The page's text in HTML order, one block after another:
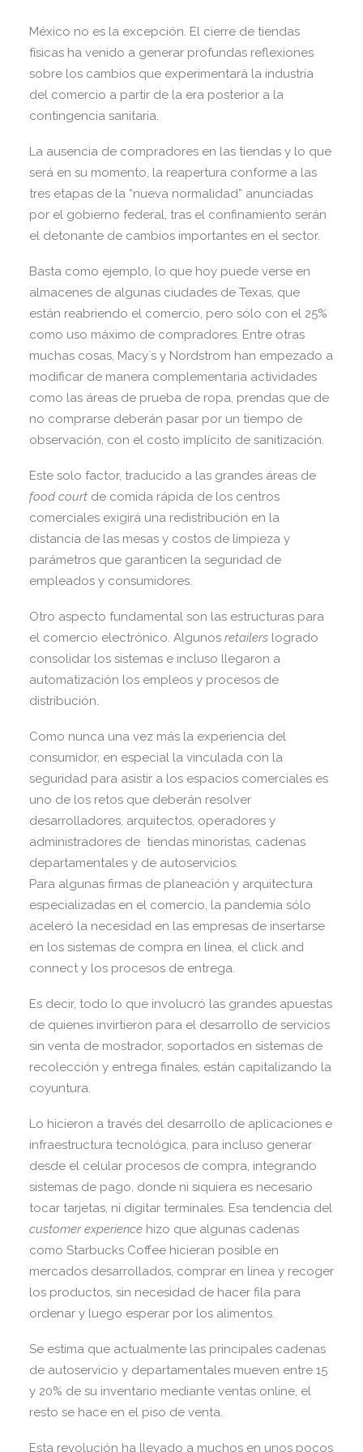
México no es la excepción. El cierre de tiendas
físicas ha venido a generar profundas reflexiones
sobre los cambios que experimentará la industria
del comercio a partir de la era posterior a la
contingencia sanitaria.
La ausencia de compradores en las tiendas y lo que
será en su momento, la reapertura conforme a las
tres etapas de la “nueva normalidad” anunciadas
por el gobierno federal, tras el confinamiento serán
el detonante de cambios importantes en el sector.
Basta como ejemplo, lo que hoy puede verse en
almacenes de algunas ciudades de Texas, que
están reabriendo el comercio, pero sólo con el 25%
como uso máximo de compradores. Entre otras
muchas cosas, Macy´s y Nordstrom han empezado a
modificar de manera complementaria actividades
como las áreas de prueba de ropa, prendas que de
no comprarse deberán pasar por un tiempo de
observación, con el costo implícito de sanitización.
Este solo factor, traducido a las grandes áreas de
food court de comida rápida de los centros
comerciales exigirá una redistribución en la
distancia de las mesas y costos de limpieza y
parámetros que garanticen la seguridad de
empleados y consumidores.
Otro aspecto fundamental son las estructuras para
el comercio electrónico. Algunos retailers logrado
consolidar los sistemas e incluso llegaron a
automatización los empleos y procesos de
distribución.
Como nunca una vez más la experiencia del
consumidor, en especial la vinculada con la
seguridad para asistir a los espacios comerciales es
uno de los retos que deberán resolver
desarrolladores, arquitectos, operadores y
administradores de tiendas minoristas, cadenas
departamentales y de autoservicios.
Para algunas firmas de planeación y arquitectura
especializadas en el comercio, la pandemia sólo
aceleró la necesidad en las empresas de insertarse
en los sistemas de compra en línea, el click and
connect y los procesos de entrega.
Es decir, todo lo que involucró las grandes apuestas
de quienes invirtieron para el desarrollo de servicios
sin venta de mostrador, soportados en sistemas de
recolección y entrega finales, están capitalizando la
coyuntura.
Lo hicieron a través del desarrollo de aplicaciones e
infraestructura tecnológica, para incluso generar
desde el celular procesos de compra, integrando
sistemas de pago, donde ni siquiera es necesario
tocar tarjetas, ni digitar terminales. Esa tendencia del
customer experience hizo que algunas cadenas
como Starbucks Coffee hicieran posible en
mercados desarrollados, comprar en línea y recoger
los productos, sin necesidad de hacer fila para
ordenar y luego esperar por los alimentos.
Se estima que actualmente las principales cadenas
de autoservicio y departamentales mueven entre 15
y 20% de su inventario mediante ventas online, el
resto se hace en el piso de venta.
Esta revolución ha llevado a muchos en unos pocos